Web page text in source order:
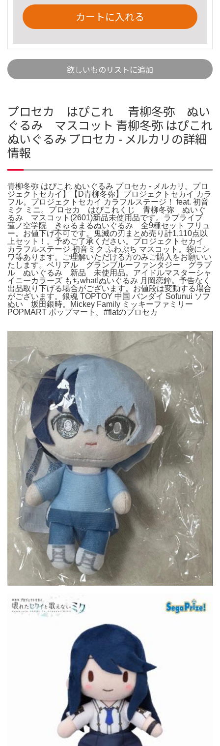
カートに入れる
欲しいものリストに追加
プロセカ はぴこれ 青柳冬弥 ぬい
ぐるみ マスコット 青柳冬弥 はぴこれ
ぬいぐるみ プロセカ - メルカリの詳細
情報
青柳冬弥 はぴこれ ぬいぐるみ プロセカ - メルカリ。プロ
ジェクトセカイ】【D青柳冬弥】プロジェクトセカイ カラ
フル。プロジェクトセカイ カラフルステージ！ feat. 初音
ミク ミニ。プロセカ はぴこれくじ 青柳冬弥 ぬいぐ
るみ マスコット(2601)新品未使用品です。ラブライブ
蓮ノ空学院 きゅるまるぬいぐるみ 全9種セット フリュ
ー。お値下げ不可です。鬼滅の刃まとめ売り計1,110点以
上セット！。予めご了承ください。プロジェクトセカイ
カラフルステージ 初音ミク ふわぷち マスコット。袋にシ
ワ等あります。ご理解いただける方のみご購入をお願いい
たします。ベリアル グランブルーファンタジー グラブ
ル ぬいぐるみ 新品 未使用品。アイドルマスターシャ
イニーカラーズ もちwhat!ぬいぐるみ 月岡恋鐘。予告なく
出品取り下げる場合がございます。お値段は変動する場合
がございます。銀魂 TOPTOY 中国 バンダイ Sofunui ソフ
ぬい 坂田銀時。Mickey Family ミッキーファミリー
POPMART ポップマート。#flatのプロセカ